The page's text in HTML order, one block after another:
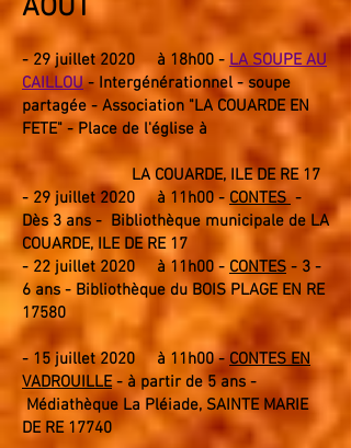
AOUT
-29 juillet 2020 à 18h00 - LA SOUPE AU
CAILLOU- Intergénérationnel- soupe
partagée - Association "LA COUARDE EN
FETE" - Place de l'église à
LA COUARDE, ILE DE RE 17
- 29 juillet 2020 à 11h00- CONTES -
Dès 3 ans - Bibliothèque municipale de LA
COUARDE, ILE DE RE 17
- 22 juillet 2020 à 11h00 - CONTES - 3 -
6 ans - Bibliothèque du BOIS PLAGE EN RE
17580
- 15 juillet 2020 à 11h00 - CONTES EN
VADROUILLE- à partir de 5 ans -
Médiathèque La Pléiade, SAINTE MARIE
DE RE 17740